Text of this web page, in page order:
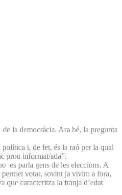
la democràcia. Ara bé, la pregunta
i, de fet, és la raó per la qual
prou informat/ada”.
es parla gens de les eleccions. A
votar, sovint ja vivim a fora,
que caracteritza la franja d’edat